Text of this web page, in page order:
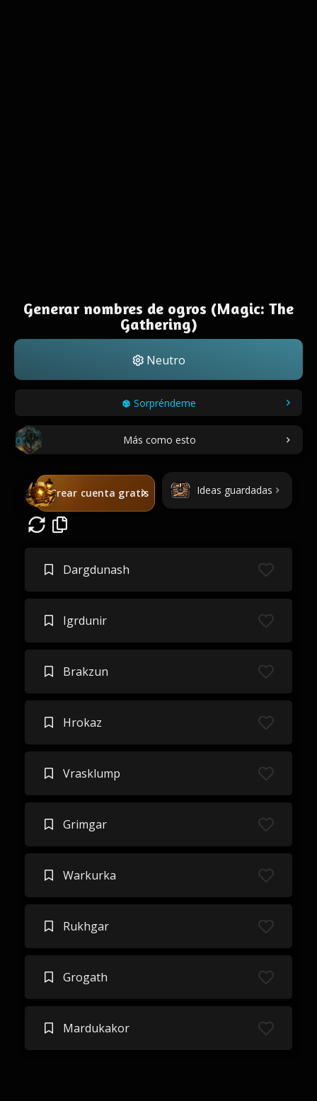
Generar nombres de ogros (Magic: The
Gathering)
Neutro
Sorpréndeme
Más como esto
Crear cuenta gratis Ideas guardadas
Dargdunash
Igrdunir
Brakzun
Hrokaz
Vrasklump
Grimgar
Warkurka
Rukhgar
Grogath
Mardukakor